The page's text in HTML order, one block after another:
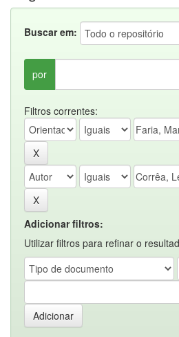
Buscar em:
por
Filtros correntes:
Adicionar filtros:
Utilizar filtros para refinar o